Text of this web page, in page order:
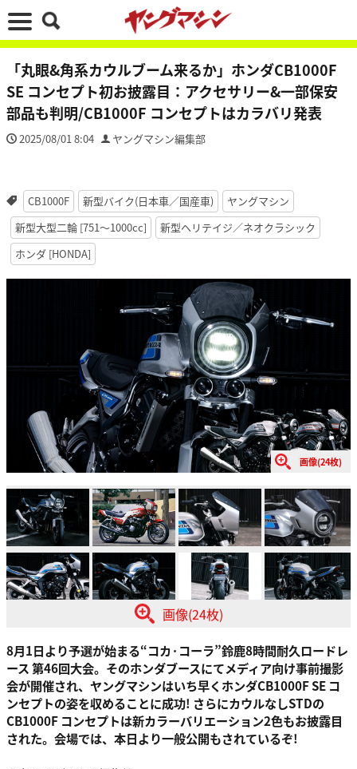
「丸眼&角系カウルブーム来るか」ホンダCB1000F
SE コンセプト初お披露目：アクセサリー&一部保安
部品も判明/CB1000F コンセプトはカラバリ発表
2025/08/01 8:04 ヤングマシン編集部
CB1000F 新型バイク(日本車／国産車)
ヤングマシン
新型大型二輪 [751〜1000cc]
新型ヘリテイジ／ネオクラシック
ホンダ [HONDA]
画像(24枚)
画像(24枚)
8月1日より予選が始まる“コカ·コーラ”鈴鹿8時間耐久ロードレ
ース 第46回大会。そのホンダブースにてメディア向け事前撮影
会が開催され、ヤングマシンはいち早くホンダCB1000F SE コ
ンセプトの姿を収めることに成功! さらにカウルなしSTDの
CB1000F コンセプトは新カラーバリエーション2色もお披露目
された。会場では、本日より一般公開もされているぞ!